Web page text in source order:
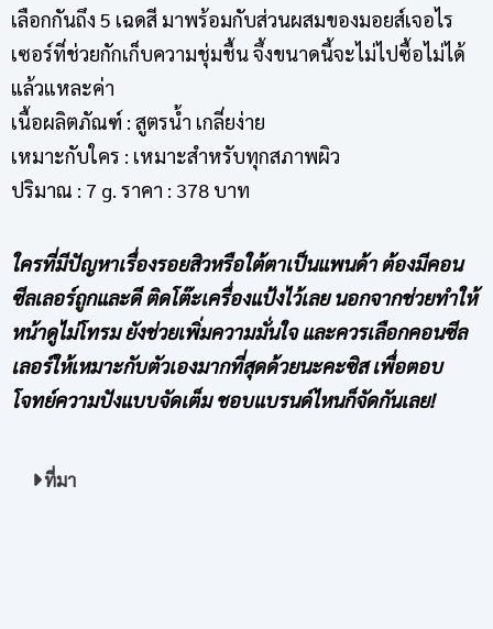
เลือกกันถึง 5 เฉดสี มาพร้อมกับส่วนผสมของมอยส์เจอไร
เซอร์ที่ช่วยกักเก็บความชุ่มชื้น จึ้งขนาดนี้จะไม่ไปซื้อไม่ได้
แล้วแหละค่า
เนื้อผลิตภัณฑ์ : สูตรน้ำ เกลี่ยง่าย
เหมาะกับใคร : เหมาะสำหรับทุกสภาพผิว
ปริมาณ : 7 g. ราคา : 378 บาท
ใครที่มีปัญหาเรื่องรอยสิวหรือใต้ตาเป็นแพนด้า ต้องมีคอน
ซีลเลอร์ถูกและดี ติดโต๊ะเครื่องแป้งไว้เลย นอกจากช่วยทำให้
หน้าดูไม่โทรม ยังช่วยเพิ่มความมั่นใจ และควรเลือกคอนซีล
เลอร์ให้เหมาะกับตัวเองมากที่สุดด้วยนะคะซิส เพื่อตอบ
โจทย์ความปังแบบจัดเต็ม ชอบแบรนด์ไหนก็จัดกันเลย!
ที่มา